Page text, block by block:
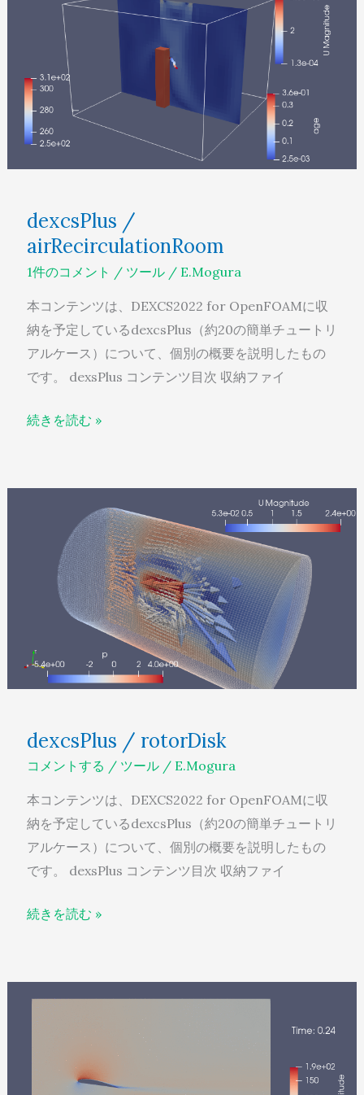
dexcsPlus /
airRecirculationRoom
1件のコメント / ツール/ E.Mogura
本コンテンツは、DEXCS2022 for OpenFOAMに収
納を予定しているdexcsPlus（約20の簡単チュートリ
アルケース）について、個別の概要を説明したもの
です。 dexsPlus コンテンツ目次 収納ファイ
airRecirculationRoom
続きを読む »
dexcsPlus / rotorDisk
コメントする / ツール/ E.Mogura
本コンテンツは、DEXCS2022 for OpenFOAMに収
納を予定しているdexcsPlus（約20の簡単チュートリ
アルケース）について、個別の概要を説明したもの
です。 dexsPlus コンテンツ目次 収納ファイ
rotorDisk
続きを読む »